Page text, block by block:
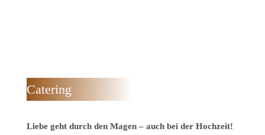
Catering
Liebe geht durch den Magen – auch bei der Hochzeit!